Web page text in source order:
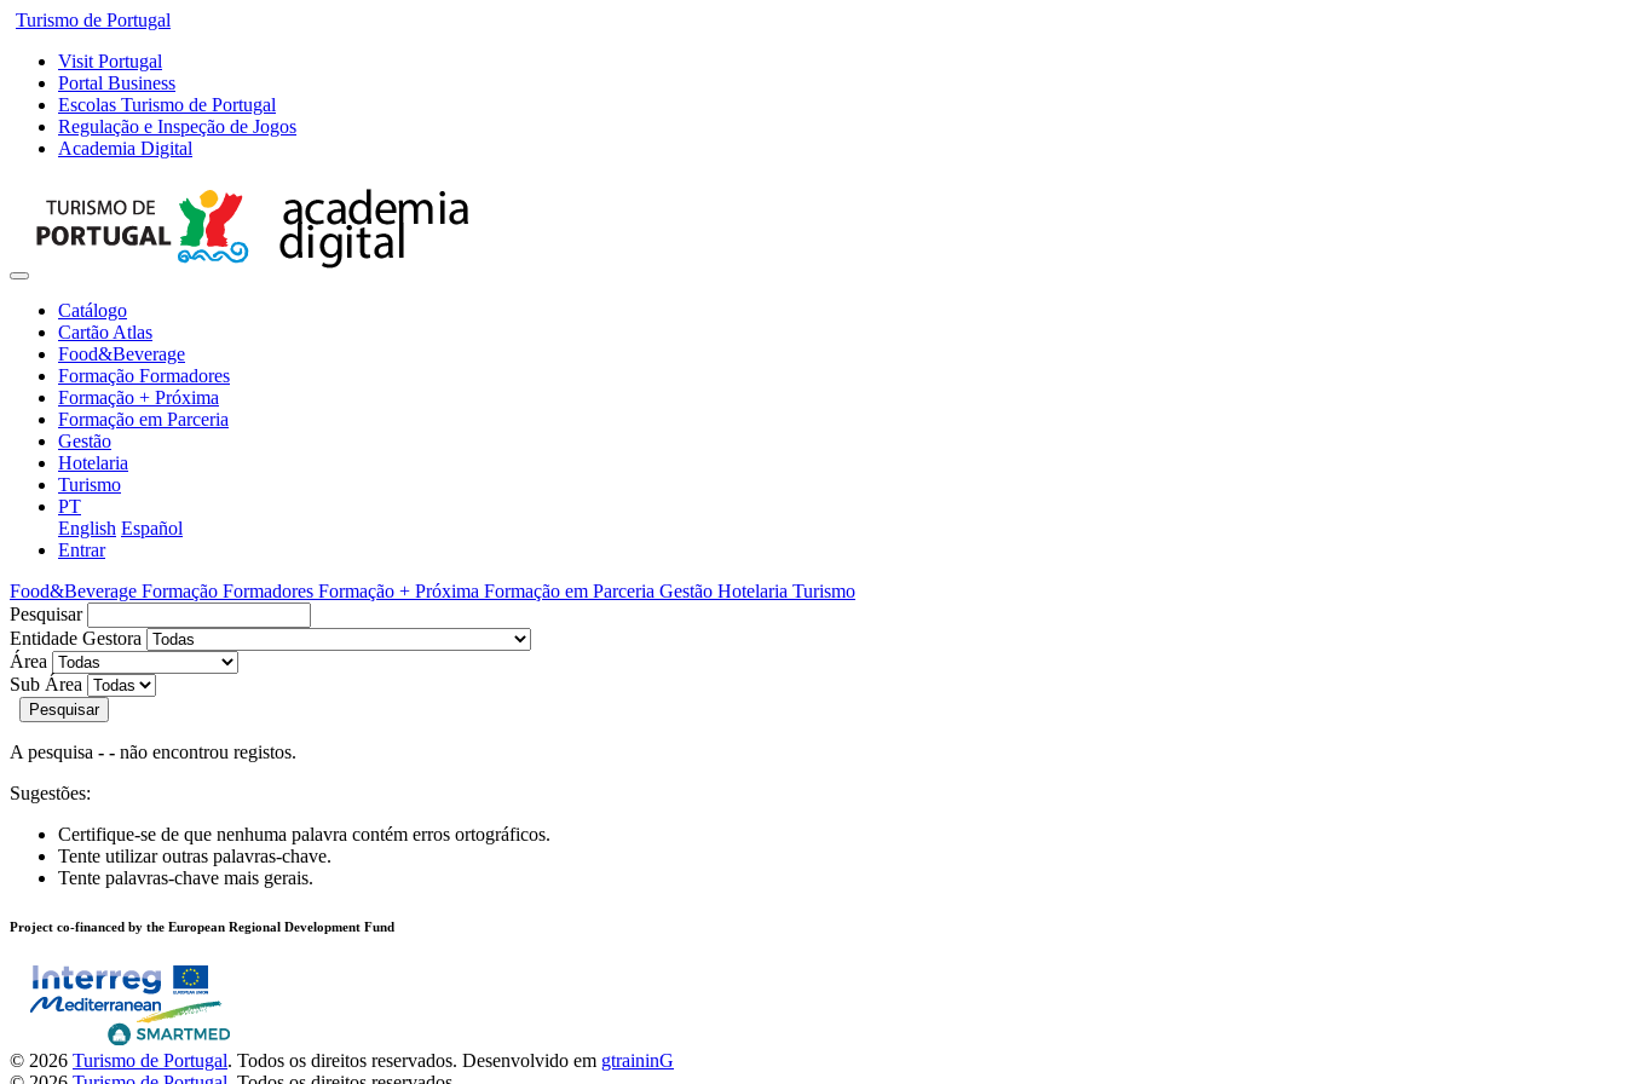
Turismo de Portugal
Visit Portugal
Portal Business
Escolas Turismo de Portugal
Regulação e Inspeção de Jogos
Academia Digital
Catálogo
Cartão Atlas
Food&Beverage
Formação Formadores
Formação + Próxima
Formação em Parceria
Gestão
Hotelaria
Turismo
PT
English Español
Entrar
Food&Beverage Formação Formadores Formação + Próxima Formação em Parceria Gestão Hotelaria Turismo
Pesquisar
Entidade Gestora
Área
Sub Área
Pesquisar
A pesquisa - - não encontrou registos.
Sugestões:
Certifique-se de que nenhuma palavra contém erros ortográficos.
Tente utilizar outras palavras-chave.
Tente palavras-chave mais gerais.
Project co-financed by the European Regional Development Fund
© 2026 Turismo de Portugal. Todos os direitos reservados. Desenvolvido em gtraininG